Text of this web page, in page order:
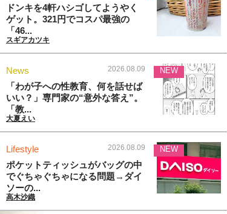
ドンキを4軒ハシゴしてようやく
ゲット。321円でコスパ最強の
「46...
スギアカツキ
News 2026.08.09
「わが子への性教育、何を話せば
いい？」専門家の“意外な答え”。
「教...
大夏えい
NEW
Lifestyle 2026.08.09
ポケットティッシュがバッグの中
でぐちゃぐちゃになる問題→ダイ
ソーの...
高木沙織
NEW